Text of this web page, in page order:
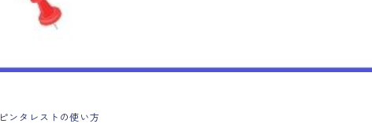
ピンタレストの使い方